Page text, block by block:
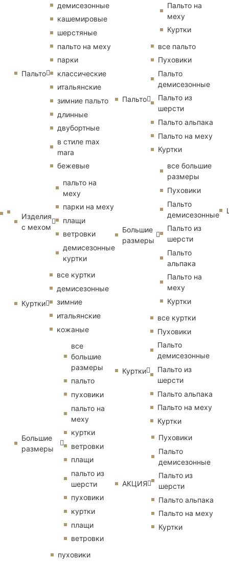
Пальто
демисезонные
кашемировые
шерстяные
пальто на меху
парки
классические
итальянские
зимние пальто
длинные
двубортные
в стиле max
mara
бежевые
Изделия
с мехом
пальто на
меху
парки на меху
плащи
ветровки
демисезонные
куртки
Куртки
все куртки
демисезонные
зимние
итальянские
кожаные
Большие
размеры
все
большие
размеры
пальто
пуховики
пальто на
меху
куртки
ветровки
плащи
пальто из
шерсти
пуховики
куртки
плащи
ветровки
пуховики
Пальто на
меху
Куртки
Пальто
все пальто
Пуховики
Пальто
демисезонные
Пальто из
шерсти
Пальто альпака
Пальто на меху
Куртки
Большие
размеры
все большие
размеры
Пуховики
Пальто
демисезонные
Пальто из
шерсти
Пальто
альпака
Пальто на
меху
Куртки
Куртки
все куртки
Пуховики
Пальто
демисезонные
Пальто из
шерсти
Пальто альпака
Пальто на меху
Куртки
АКЦИЯ
Пуховики
Пальто
демисезонные
Пальто из
шерсти
Пальто альпака
Пальто на меху
Куртки